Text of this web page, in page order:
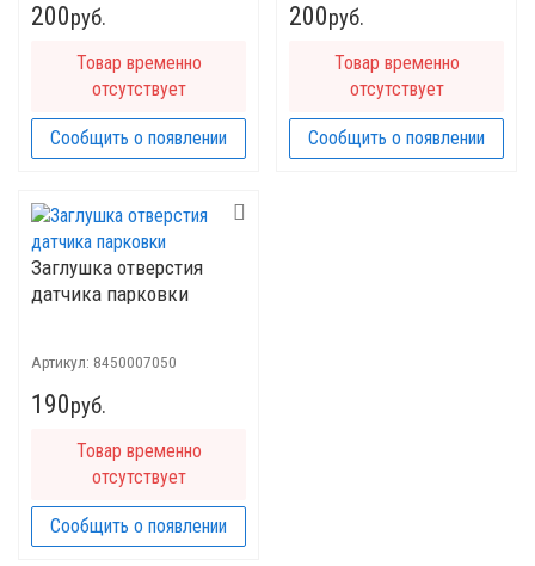
200руб.
Товар временно
отсутствует
Сообщить о появлении
200руб.
Товар временно
отсутствует
Сообщить о появлении
Заглушка отверстия
датчика парковки
Артикул: 8450007050
190руб.
Товар временно
отсутствует
Сообщить о появлении